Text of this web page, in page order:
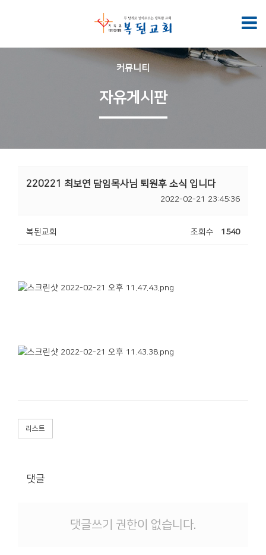
커뮤니티
자유게시판
220221 최보연 담임목사님 퇴원후 소식 입니다
2022-02-21 23:45:36
복된교회 조회수 1540
리스트
댓글
댓글쓰기 권한이 없습니다.